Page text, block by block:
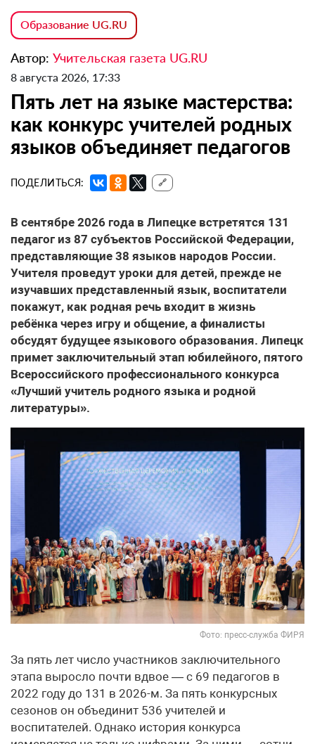
Образование UG.RU
Автор: Учительская газета UG.RU
8 августа 2026, 17:33
Пять лет на языке мастерства:
как конкурс учителей родных
языков объединяет педагогов
ПОДЕЛИТЬСЯ: 🔗
В сентябре 2026 года в Липецке встретятся 131
педагог из 87 субъектов Российской Федерации,
представляющие 38 языков народов России.
Учителя проведут уроки для детей, прежде не
изучавших представленный язык, воспитатели
покажут, как родная речь входит в жизнь
ребёнка через игру и общение, а финалисты
обсудят будущее языкового образования. Липецк
примет заключительный этап юбилейного, пятого
Всероссийского профессионального конкурса
«Лучший учитель родного языка и родной
литературы».
Фото: пресс-служба ФИРЯ
За пять лет число участников заключительного
этапа выросло почти вдвое — с 69 педагогов в
2022 году до 131 в 2026-м. За пять конкурсных
сезонов он объединит 536 учителей и
воспитателей. Однако история конкурса